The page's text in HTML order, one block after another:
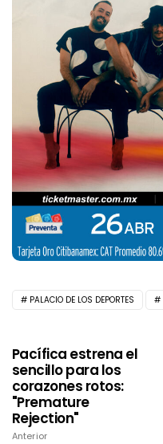
PALACIO DE LOS DEPORTES
Pacífica estrena el
sencillo para los
corazones rotos:
"Premature
Rejection"
Anterior